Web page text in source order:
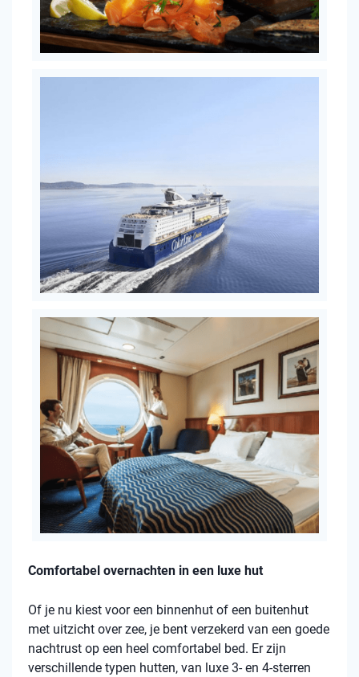
Comfortabel overnachten in een luxe hut
Of je nu kiest voor een binnenhut of een buitenhut
met uitzicht over zee, je bent verzekerd van een goede
nachtrust op een heel comfortabel bed. Er zijn
verschillende typen hutten, van luxe 3- en 4-sterren